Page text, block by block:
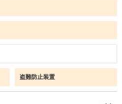
盗難防止装置